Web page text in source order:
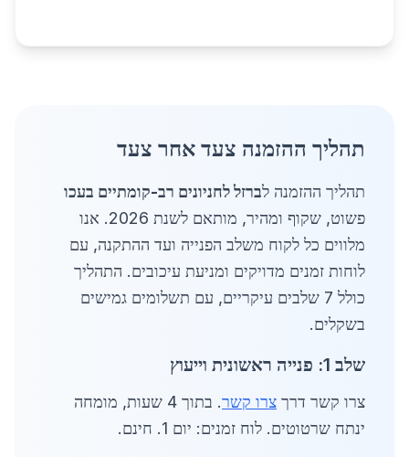
תהליך ההזמנה צעד אחר צעד
תהליך ההזמנה לברזל לחניונים רב-קומתיים בעכו
פשוט, שקוף ומהיר, מותאם לשנת 2026. אנו
מלווים כל לקוח משלב הפנייה ועד ההתקנה, עם
לוחות זמנים מדויקים ומניעת עיכובים. התהליך
כולל 7 שלבים עיקריים, עם תשלומים גמישים
בשקלים.
שלב 1: פנייה ראשונית וייעוץ
צרו קשר דרך צרו קשר
. בתוך 4 שעות, מומחה
ינתח שרטוטים. לוח זמנים: יום 1. חינם.